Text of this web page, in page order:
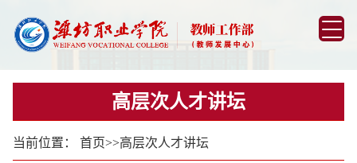
高层次人才讲坛
当前位置： 首页>>高层次人才讲坛